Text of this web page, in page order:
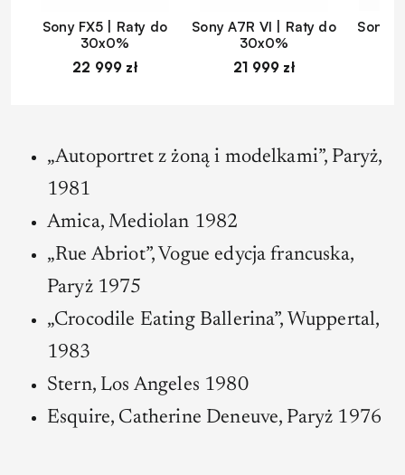
Sony FX5 | Raty do
30x0%
22 999 zł
Sony A7R VI | Raty do
30x0%
21 999 zł
Sony
„Autoportret z żoną i modelkami”, Paryż,
1981
Amica, Mediolan 1982
„Rue Abriot”, Vogue edycja francuska,
Paryż 1975
„Crocodile Eating Ballerina”, Wuppertal,
1983
Stern, Los Angeles 1980
Esquire, Catherine Deneuve, Paryż 1976